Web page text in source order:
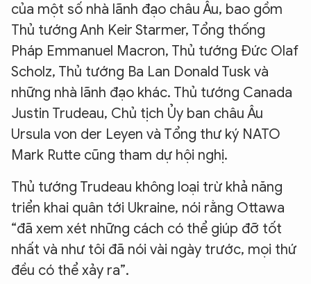
của một số nhà lãnh đạo châu Âu, bao gồm
Thủ tướng Anh Keir Starmer, Tổng thống
Pháp Emmanuel Macron, Thủ tướng Đức Olaf
Scholz, Thủ tướng Ba Lan Donald Tusk và
những nhà lãnh đạo khác. Thủ tướng Canada
Justin Trudeau, Chủ tịch Ủy ban châu Âu
Ursula von der Leyen và Tổng thư ký NATO
Mark Rutte cũng tham dự hội nghị.
Thủ tướng Trudeau không loại trừ khả năng
triển khai quân tới Ukraine, nói rằng Ottawa
“đã xem xét những cách có thể giúp đỡ tốt
nhất và như tôi đã nói vài ngày trước, mọi thứ
đều có thể xảy ra”.